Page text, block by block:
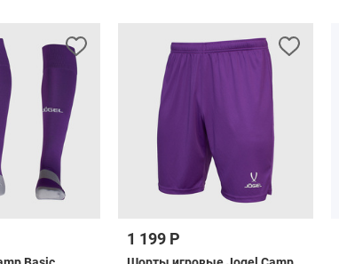
1 199 Р